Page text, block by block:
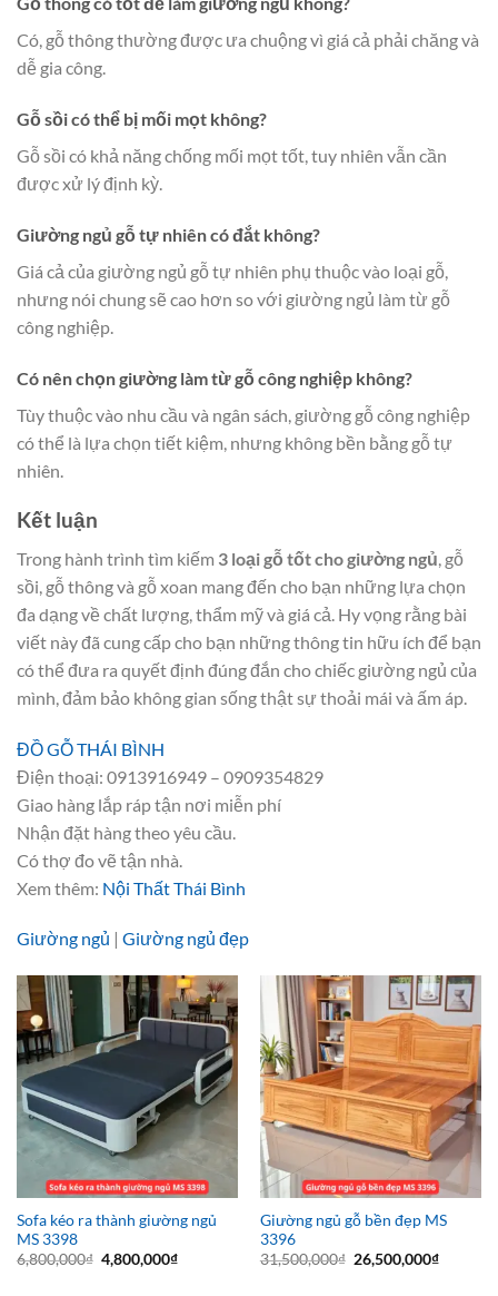
Có, gỗ thông thường được ưa chuộng vì giá cả phải chăng và
dễ gia công.
Gỗ sồi có thể bị mối mọt không?
Gỗ sồi có khả năng chống mối mọt tốt, tuy nhiên vẫn cần
được xử lý định kỳ.
Giường ngủ gỗ tự nhiên có đắt không?
Giá cả của giường ngủ gỗ tự nhiên phụ thuộc vào loại gỗ,
nhưng nói chung sẽ cao hơn so với giường ngủ làm từ gỗ
công nghiệp.
Có nên chọn giường làm từ gỗ công nghiệp không?
Tùy thuộc vào nhu cầu và ngân sách, giường gỗ công nghiệp
có thể là lựa chọn tiết kiệm, nhưng không bền bằng gỗ tự
nhiên.
Kết luận
Trong hành trình tìm kiếm 3 loại gỗ tốt cho giường ngủ, gỗ
sồi, gỗ thông và gỗ xoan mang đến cho bạn những lựa chọn
đa dạng về chất lượng, thẩm mỹ và giá cả. Hy vọng rằng bài
viết này đã cung cấp cho bạn những thông tin hữu ích để bạn
có thể đưa ra quyết định đúng đắn cho chiếc giường ngủ của
mình, đảm bảo không gian sống thật sự thoải mái và ấm áp.
ĐỒ GỖ THÁI BÌNH
Điện thoại: 0913916949 – 0909354829
Giao hàng lắp ráp tận nơi miễn phí
Nhận đặt hàng theo yêu cầu.
Có thợ đo vẽ tận nhà.
Xem thêm: Nội Thất Thái Bình
Giường ngủ | Giường ngủ đẹp
Sofa kéo ra thành giường ngủ
MS 3398
6,800,000₫ Giá
gốc
4,800,000₫Giá
Giường ngủ gỗ bền đẹp MS
3396
31,500,000₫ Giá
gốc
26,500,000₫Giá